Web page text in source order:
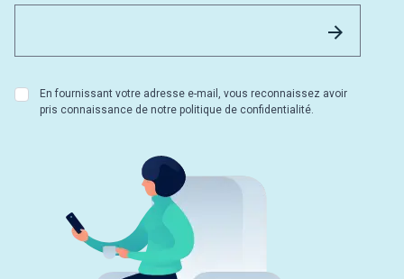
En fournissant votre adresse e-mail, vous reconnaissez avoir
pris connaissance de notre politique de confidentialité.